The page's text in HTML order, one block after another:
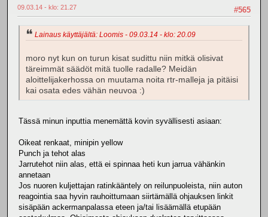
#565
09.03.14 - klo: 21.27
Lainaus käyttäjältä: Loomis - 09.03.14 - klo: 20.09
moro nyt kun on turun kisat sudittu niin mitkä olisivat
täreimmät säädöt mitä tuolle radalle? Meidän
aloittelijakerhossa on muutama noita rtr-malleja ja pitäisi
kai osata edes vähän neuvoa :)
Tässä minun inputtia menemättä kovin syvällisesti asiaan:
Oikeat renkaat, minipin yellow
Punch ja tehot alas
Jarrutehot niin alas, että ei spinnaa heti kun jarrua vähänkin
annetaan
Jos nuoren kuljettajan ratinkääntely on reilunpuoleista, niin auton
reagointia saa hyvin rauhoittumaan siirtämällä ohjauksen linkit
sisäpään ackermanpalassa eteen ja/tai lisäämällä etupään